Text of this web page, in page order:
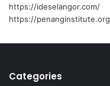
https://ideselangor.com/
https://penanginstitute.org
Categories